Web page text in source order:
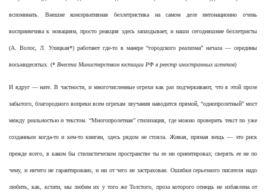
вспоминать. Внешне консервативная беллетристика на самом деле интонационно очень
восприимчива к новациям, просто реакция здесь запаздывает, и наши сегодняшние беллетристы
(А. Волос, Л. Улицкая*) работают где-то в манере “городского реализма” начала — середины
восьмидесятых. (* Внесена Министерством юстиции РФ в реестр иностранных агентов)
И вдруг — нате. В частности, и многочисленные огрехи как раз подчеркивают, что в этой прозе
забытого, благородного вопреки всем огрехам звучания наводится прямой, “однопролетный” мост
между реальностью и текстом. “Многопролетная” стилизация, где можно проверить текст по уже
созданным когда-то и кем-то книгам, здесь рядом не стояла. Живая, прямая вещь — это риск
прежде всего, в каком бы стилистическом пространстве ты ее ни ориентировал; сверять ее не по
чему, и ничего не гарантировано, и ни от чего не застрахован. Ошибки серьезного писателя надо
любить, как, кстати, мы любим их у того же Толстого, проза которого отнюдь не избавлена от